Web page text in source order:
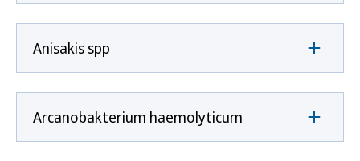
Anisakis spp
Arcanobakterium haemolyticum